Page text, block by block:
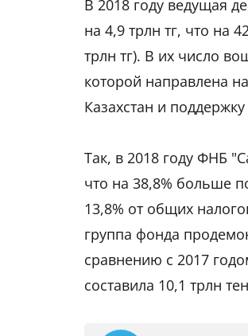
В 2018 году ведущая
на 4,9 трлн тг, что на
трлн тг). В их число
которой направлена
Казахстан и
Так, в 2018 году ФНБ
что на 38,8% больше
13,8% от общих
группа фонда
сравнению с 2017
составила 10,1 трлн